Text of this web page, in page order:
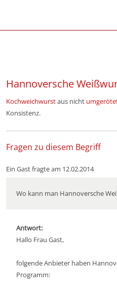
Hannoversche
Kochweichwurstaus nicht
Konsistenz.
Fragen zu diesem Begriff
Ein Gast fragte am 12.02.2014
Wo kann man Hannoversche
Antwort:
Hallo Frau Gast,
folgende Anbieter haben
Programm: